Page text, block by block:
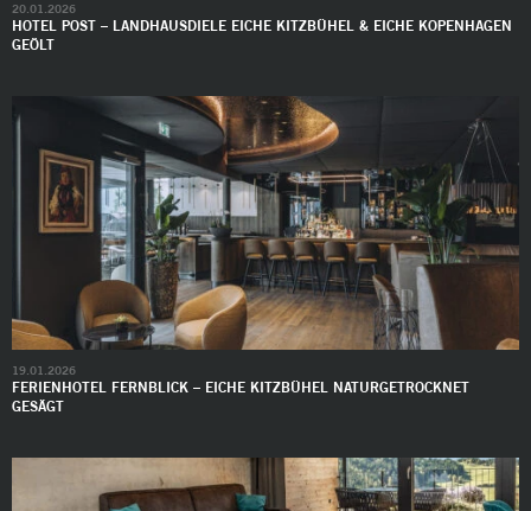
HOTEL POST – LANDHAUSDIELE EICHE KITZBÜHEL & EICHE KOPENHAGEN
GEÖLT
20.01.2026
FERIENHOTEL FERNBLICK – EICHE KITZBÜHEL NATURGETROCKNET
GESÄGT
19.01.2026